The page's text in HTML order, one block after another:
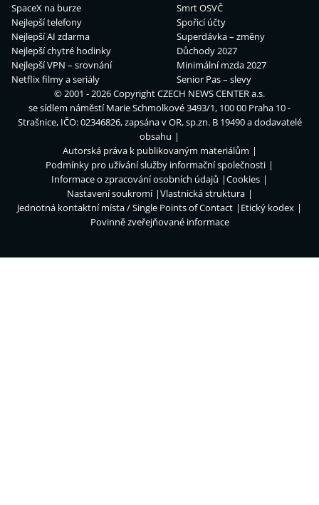
SpaceX na burze
Nejlepší telefony
Nejlepší AI zdarma
Nejlepší chytré hodinky
Nejlepší VPN – srovnání
Netflix filmy a seriály
Smrt OSVČ
Spořicí účty
Superdávka – změny
Důchody 2027
Minimální mzda 2027
Senior Pas – slevy
© 2001 - 2026 CopyrightCZECH NEWS CENTER a.s.
se sídlem náměstí Marie Schmolkové 3493/1, 100 00 Praha 10 -
Strašnice, IČO: 02346826, zapsána v OR, sp.zn. B 19490 a dodavatelé
obsahu
Autorská práva k publikovaným materiálům
Podmínky pro užívání služby informační společnosti
Informace o zpracování osobních údajů
Cookies
Nastavení soukromí
Vlastnická struktura
Jednotná kontaktní místa / Single Points of Contact
Etický kodex
Povinně zveřejňované informace